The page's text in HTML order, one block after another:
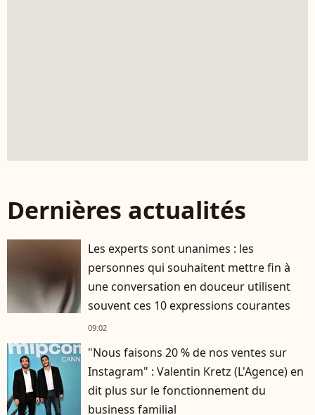
Dernières actualités
Les experts sont unanimes : les
personnes qui souhaitent mettre fin à
une conversation en douceur utilisent
souvent ces 10 expressions courantes
09:02
"Nous faisons 20 % de nos ventes sur
Instagram" : Valentin Kretz (L'Agence) en
dit plus sur le fonctionnement du
business familial